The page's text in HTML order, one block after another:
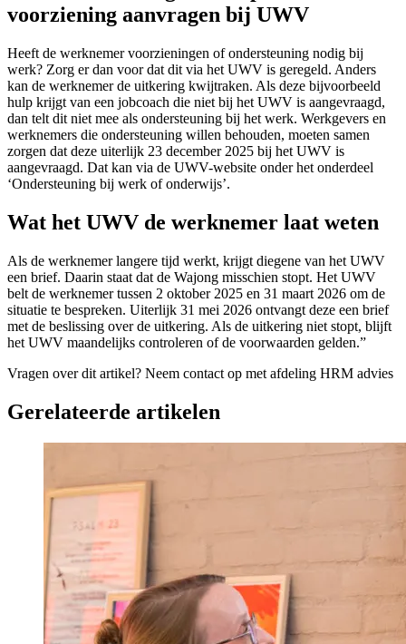
voorziening aanvragen bij UWV
Heeft de werknemer voorzieningen of ondersteuning nodig bij
werk? Zorg er dan voor dat dit via het UWV is geregeld. Anders
kan de werknemer de uitkering kwijtraken. Als deze bijvoorbeeld
hulp krijgt van een jobcoach die niet bij het UWV is aangevraagd,
dan telt dit niet mee als ondersteuning bij het werk. Werkgevers en
werknemers die ondersteuning willen behouden, moeten samen
zorgen dat deze uiterlijk 23 december 2025 bij het UWV is
aangevraagd. Dat kan via de UWV-website onder het onderdeel
‘Ondersteuning bij werk of onderwijs’.
Wat het UWV de werknemer laat weten
Als de werknemer langere tijd werkt, krijgt diegene van het UWV
een brief. Daarin staat dat de Wajong misschien stopt. Het UWV
belt de werknemer tussen 2 oktober 2025 en 31 maart 2026 om de
situatie te bespreken. Uiterlijk 31 mei 2026 ontvangt deze een brief
met de beslissing over de uitkering. Als de uitkering niet stopt, blijft
het UWV maandelijks controleren of de voorwaarden gelden.”
Vragen over dit artikel? Neem contact op met afdeling HRM advies
Gerelateerde artikelen